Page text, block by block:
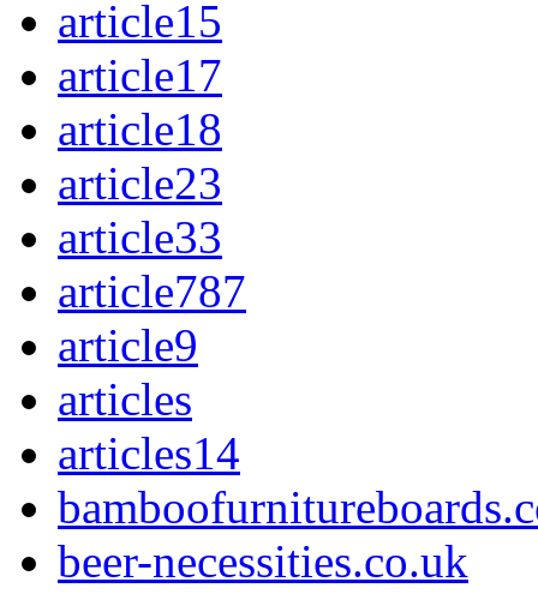
article15
article17
article18
article23
article33
article787
article9
articles
articles14
beer-necessities.co.uk